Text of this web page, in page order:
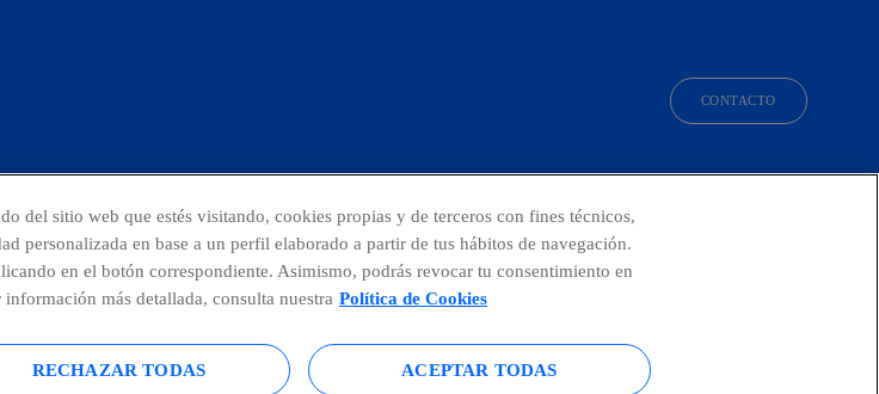
youtube
CONTACTO
del sitio web que estés visitando, cookies propias y de terceros con fines técnicos,
personalizada en base a un perfil elaborado a partir de tus hábitos de navegación.
en el botón correspondiente. Asimismo, podrás revocar tu consentimiento en
más detallada, consulta nuestra Política de Cookies
RECHAZAR TODAS ACEPTAR TODAS